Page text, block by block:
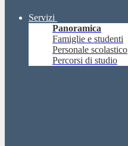
Servizi
Panoramica
Famiglie e studenti
Personale scolastico
Percorsi di studio